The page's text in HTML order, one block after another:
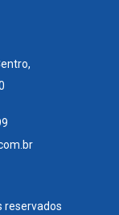
reservados